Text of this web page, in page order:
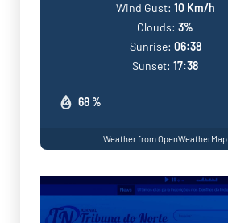
68 %
Wind Gust: 10 Km/h
Clouds: 3%
Sunrise: 06:38
Sunset: 17:38
Weather from OpenWeatherMap